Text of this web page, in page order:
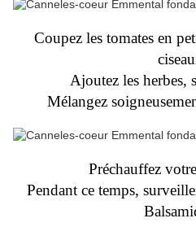
Coupez les tomates en
Ajoutez les herbes,
Mélangez
Préchauffez
Pendant ce temps,